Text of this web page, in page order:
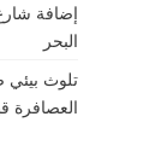
إضافة
البحر
تلوث بيئي
العصافرة